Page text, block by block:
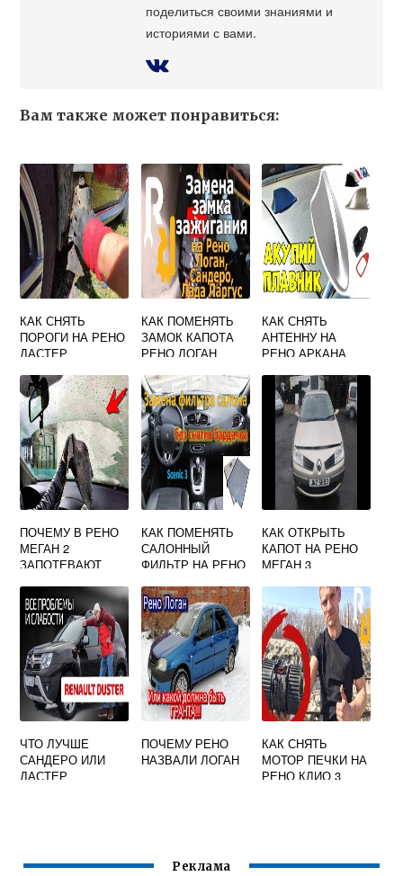
поделиться своими знаниями и
историями с вами.
Вам также может понравиться:
КАК СНЯТЬ
ПОРОГИ НА РЕНО
ДАСТЕР
КАК ПОМЕНЯТЬ
ЗАМОК КАПОТА
РЕНО ЛОГАН
КАК СНЯТЬ
АНТЕННУ НА
РЕНО АРКАНА
ПОЧЕМУ В РЕНО
МЕГАН 2
ЗАПОТЕВАЮТ
КАК ПОМЕНЯТЬ
САЛОННЫЙ
ФИЛЬТР НА РЕНО
ДИЗЕЛЬ
КАК ОТКРЫТЬ
КАПОТ НА РЕНО
МЕГАН 3
ЧТО ЛУЧШЕ
САНДЕРО ИЛИ
ДАСТЕР
ПОЧЕМУ РЕНО
НАЗВАЛИ ЛОГАН
КАК СНЯТЬ
МОТОР ПЕЧКИ НА
РЕНО КЛИО 3
Реклама